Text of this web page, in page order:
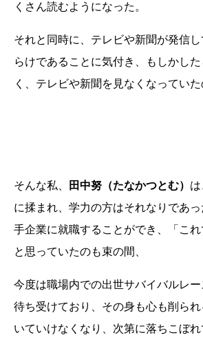
くさん読むようになった。
それと同時に、テレビや新聞が発信
らけであることに気付き、もしかし
く、テレビや新聞を見なくなっていた
そんな私、 田中努（たなかつとむ）
に揉まれ、学力の方はそれなりであ
手企業に就職することができ、「これ
と思っていたのも束の間、
今度は職場内での出世サバイバルレ
待ち受けており、その身も心も削ら
いていけなくなり、次第に落ちこぼれ